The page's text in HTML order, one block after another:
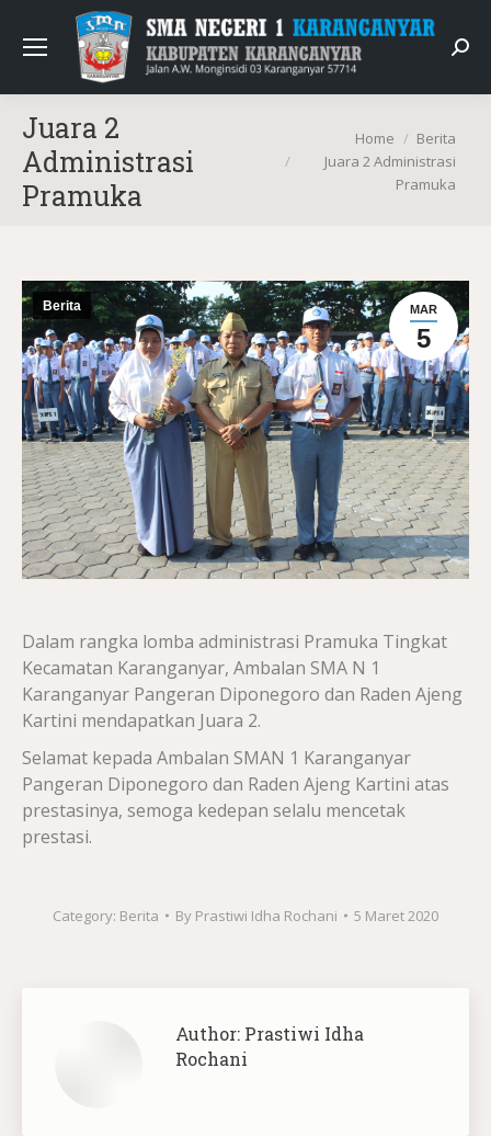
Juara 2
Administrasi
Pramuka
You are here:Home
Berita
Juara 2 Administrasi
Pramuka
MAR
5
Berita
Dalam rangka lomba administrasi Pramuka Tingkat
Kecamatan Karanganyar, Ambalan SMA N 1
Karanganyar Pangeran Diponegoro dan Raden Ajeng
Kartini mendapatkan Juara 2.
Selamat kepada Ambalan SMAN 1 Karanganyar
Pangeran Diponegoro dan Raden Ajeng Kartini atas
prestasinya, semoga kedepan selalu mencetak
prestasi.
Category: Berita By Prastiwi Idha Rochani 5 Maret 2020
Author: Prastiwi Idha
Rochani